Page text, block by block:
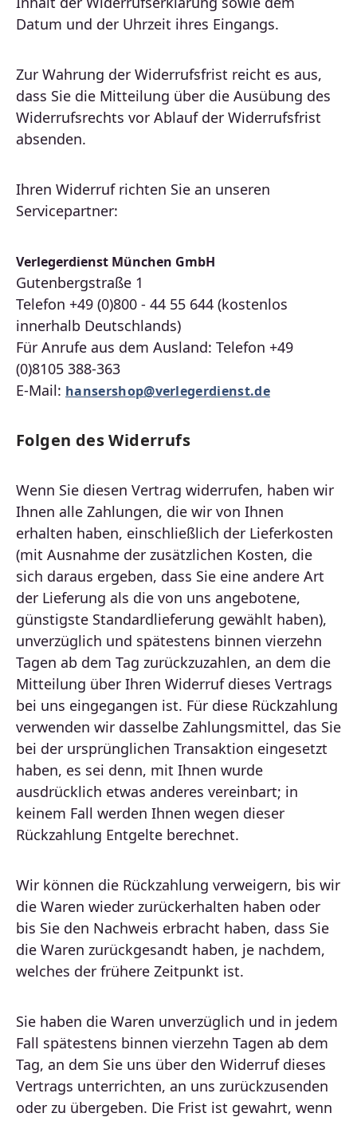
Datum und der Uhrzeit ihres Eingangs.
Zur Wahrung der Widerrufsfrist reicht es aus,
dass Sie die Mitteilung über die Ausübung des
Widerrufsrechts vor Ablauf der Widerrufsfrist
absenden.
Ihren Widerruf richten Sie an unseren
Servicepartner:
Verlegerdienst München GmbH
Gutenbergstraße 1
Telefon +49 (0)800 - 44 55 644 (kostenlos
innerhalb Deutschlands)
Für Anrufe aus dem Ausland: Telefon +49
(0)8105 388-363
E-Mail: hansershop@verlegerdienst.de
Folgen des Widerrufs
Wenn Sie diesen Vertrag widerrufen, haben wir
Ihnen alle Zahlungen, die wir von Ihnen
erhalten haben, einschließlich der Lieferkosten
(mit Ausnahme der zusätzlichen Kosten, die
sich daraus ergeben, dass Sie eine andere Art
der Lieferung als die von uns angebotene,
günstigste Standardlieferung gewählt haben),
unverzüglich und spätestens binnen vierzehn
Tagen ab dem Tag zurückzuzahlen, an dem die
Mitteilung über Ihren Widerruf dieses Vertrags
bei uns eingegangen ist. Für diese Rückzahlung
verwenden wir dasselbe Zahlungsmittel, das Sie
bei der ursprünglichen Transaktion eingesetzt
haben, es sei denn, mit Ihnen wurde
ausdrücklich etwas anderes vereinbart; in
keinem Fall werden Ihnen wegen dieser
Rückzahlung Entgelte berechnet.
Wir können die Rückzahlung verweigern, bis wir
die Waren wieder zurückerhalten haben oder
bis Sie den Nachweis erbracht haben, dass Sie
die Waren zurückgesandt haben, je nachdem,
welches der frühere Zeitpunkt ist.
Sie haben die Waren unverzüglich und in jedem
Fall spätestens binnen vierzehn Tagen ab dem
Tag, an dem Sie uns über den Widerruf dieses
Vertrags unterrichten, an uns zurückzusenden
oder zu übergeben. Die Frist ist gewahrt, wenn